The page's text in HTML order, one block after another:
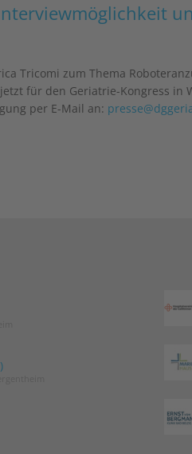
Tricomi zum Thema
für den Geriatrie-Kongress in
per E-Mail an: